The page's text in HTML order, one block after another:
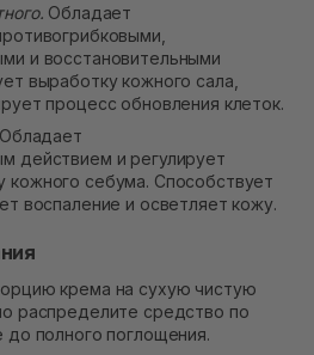
Обладает
и восстановительными
выработку кожного сала,
процесс обновления клеток.
Обладает
действием и регулирует
кожного себума. Способствует
воспаление и осветляет кожу.
крема на сухую чистую
распределите средство по
до полного поглощения.